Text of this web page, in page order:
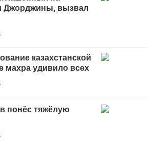
Джорджины, вызвал
казахстанской
махра удивило всех
понёс тяжёлую